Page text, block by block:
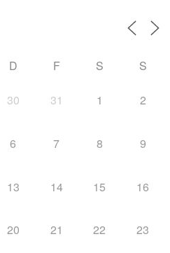
D F S S
30 31 1 2
6 7 8 9
13 14 15 16
20 21 22 23